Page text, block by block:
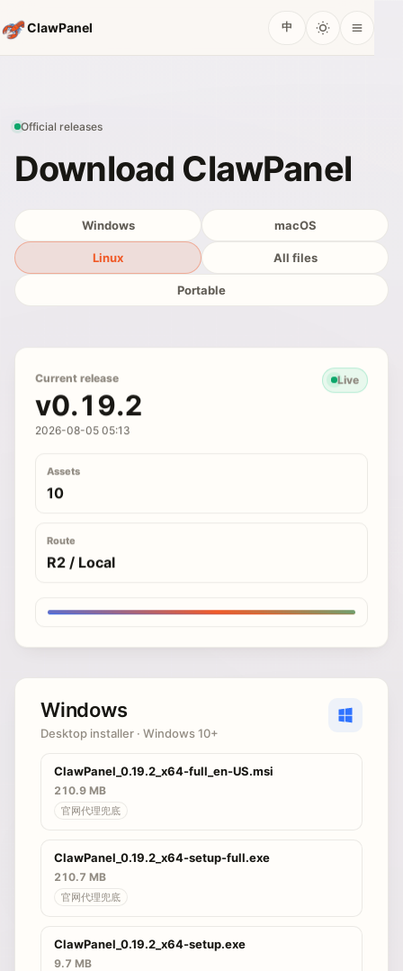
ClawPanel 中
Official releases
Download ClawPanel
Windows macOS
Linux All files
Portable
Current release
v0.19.2
2026-08-05 05:13
Live
Assets
10
Route
R2 / Local
Windows
Desktop installer · Windows 10+
ClawPanel_0.19.2_x64-full_en-US.msi
210.9 MB
官网代理兜底
ClawPanel_0.19.2_x64-setup-full.exe
210.7 MB
官网代理兜底
ClawPanel_0.19.2_x64-setup.exe
9.7 MB